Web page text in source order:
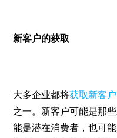
新客户的获取
大多企业都将获取新客户
之一。新客户可能是那
能是潜在消费者，也可